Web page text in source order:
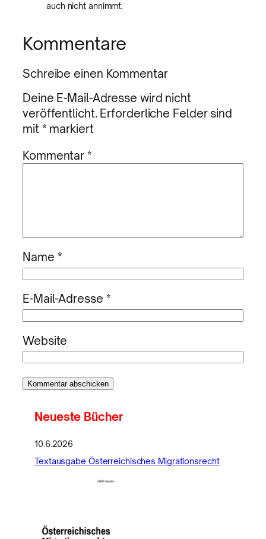
auch nicht annimmt.
Kommentare
Schreibe einen Kommentar
Deine E-Mail-Adresse wird nicht
veröffentlicht. Erforderliche Felder sind
mit * markiert
Kommentar*
Name *
E-Mail-Adresse *
Website
Neueste Bücher
10.6.2026
Textausgabe Österreichisches Migrationsrecht